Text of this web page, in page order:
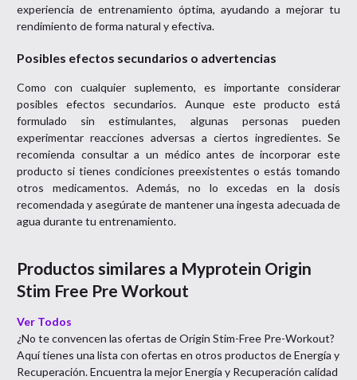
experiencia de entrenamiento óptima, ayudando a mejorar tu
rendimiento de forma natural y efectiva.
Posibles efectos secundarios o advertencias
Como con cualquier suplemento, es importante considerar
posibles efectos secundarios. Aunque este producto está
formulado sin estimulantes, algunas personas pueden
experimentar reacciones adversas a ciertos ingredientes. Se
recomienda consultar a un médico antes de incorporar este
producto si tienes condiciones preexistentes o estás tomando
otros medicamentos. Además, no lo excedas en la dosis
recomendada y asegúrate de mantener una ingesta adecuada de
agua durante tu entrenamiento.
Productos similares a Myprotein Origin
Stim Free Pre Workout
Ver Todos
¿No te convencen las ofertas deOrigin Stim-Free Pre-Workout?
Aquí tienes una lista con ofertas en otros productos deEnergía y
Recuperación. Encuentra la mejorEnergía y Recuperación calidad